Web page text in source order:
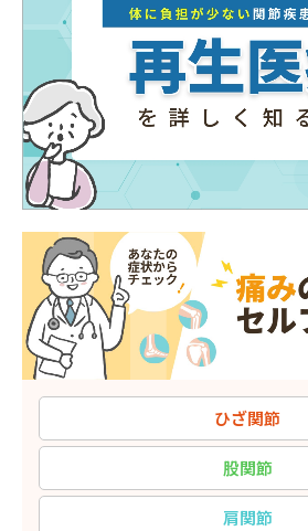
ひざ関節
股関節
肩関節